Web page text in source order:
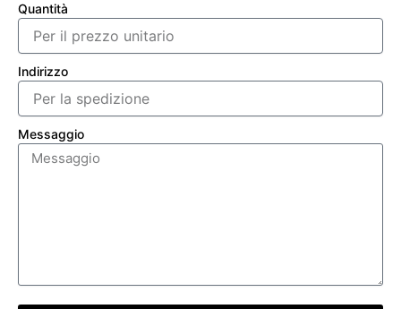
Quantità
Indirizzo
Messaggio